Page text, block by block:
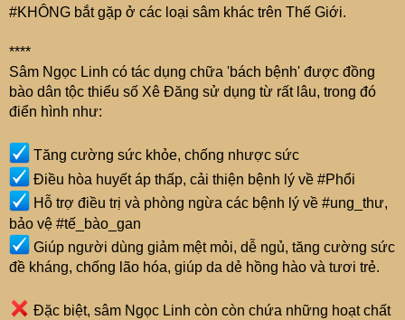
#KHÔNG bắt gặp ở các loại sâm khác trên Thế Giới.
****
Sâm Ngọc Linh có tác dụng chữa 'bách bệnh' được đồng
bào dân tộc thiểu số Xê Đăng sử dụng từ rất lâu, trong đó
điển hình như:
Tăng cường sức khỏe, chống nhược sức
Điều hòa huyết áp thấp, cải thiện bệnh lý về #Phổi
Hỗ trợ điều trị và phòng ngừa các bệnh lý về #ung_thư,
bảo vệ #tế_bào_gan
Giúp người dùng giảm mệt mỏi, dễ ngủ, tăng cường sức
đề kháng, chống lão hóa, giúp da dẻ hồng hào và tươi trẻ.
Đặc biệt, sâm Ngọc Linh còn còn chứa những hoạt chất